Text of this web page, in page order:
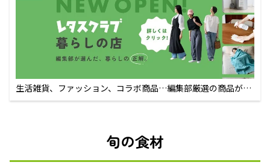
生活雑貨、ファッション、コラボ商品…編集部厳選の商品が買
えるECサイト
旬の食材